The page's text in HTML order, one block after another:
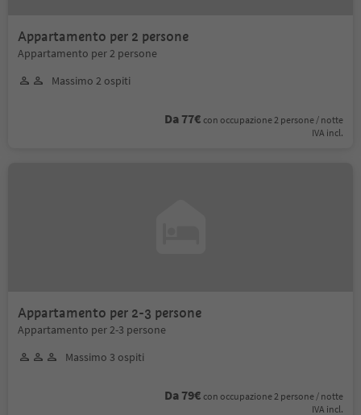
Appartamento per 2 persone
Appartamento per 2 persone
Massimo 2 ospiti
Da 77€ con occupazione 2 persone / notte
IVA incl.
Appartamento per 2-3 persone
Appartamento per 2-3 persone
Massimo 3 ospiti
Da 79€ con occupazione 2 persone / notte
IVA incl.